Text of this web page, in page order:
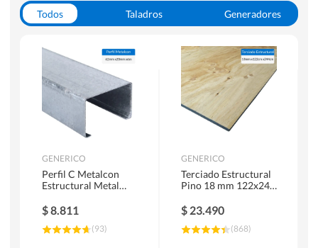
Todos Taladros
Generadores
Herramientas Manuales
Sierras Circulares
GENERICO
Perfil C Metalcon
Estructural Metal
$8.811
(93)
GENERICO
Terciado Estructural
Pino 18 mm 122x244
$ 23.490
(868)